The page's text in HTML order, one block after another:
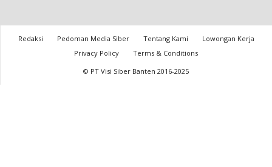
Redaksi Pedoman Media Siber Tentang Kami
Lowongan Kerja
Privacy Policy
Terms & Conditions
© PT Visi Siber Banten 2016-2025